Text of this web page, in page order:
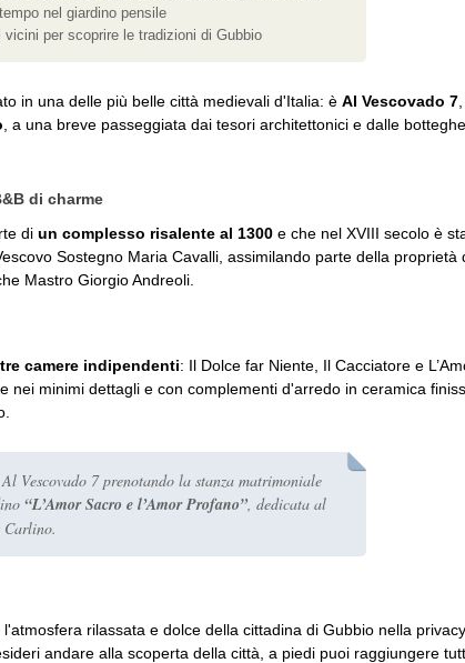
nel giardino pensile
vicini per scoprire le tradizioni di Gubbio
in una delle più belle città medievali d'Italia: è Al Vescovado 7
, a una breve passeggiata dai tesori architettonici e dalle
di charme
di un complesso risalente al 1300 e che nel XVIII secolo è
Sostegno Maria Cavalli, assimilando parte della proprietà
Mastro Giorgio Andreoli.
tre camere indipendenti: Il Dolce far Niente, Il Cacciatore e
nei minimi dettagli e con complementi d'arredo in ceramica
Vescovado 7 prenotando la stanza matrimoniale
“L’Amor Sacro e l’Amor Profano”, dedicata al
Carlino.
rilassata e dolce della cittadina di Gubbio nella
andare alla scoperta della città, a piedi puoi raggiungere